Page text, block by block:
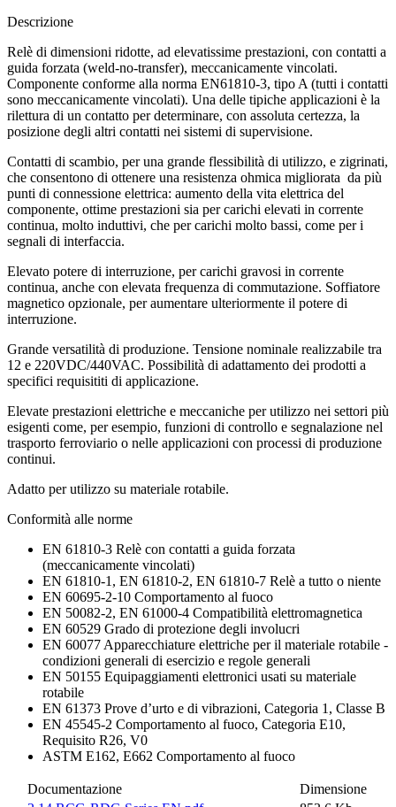
Descrizione
Relè di dimensioni ridotte, ad elevatissime prestazioni, con contatti a
guida forzata (weld-no-transfer), meccanicamente vincolati.
Componente conforme alla norma EN61810-3, tipo A (tutti i contatti
sono meccanicamente vincolati). Una delle tipiche applicazioni è la
rilettura di un contatto per determinare, con assoluta certezza, la
posizione degli altri contatti nei sistemi di supervisione.
Contatti di scambio, per una grande flessibilità di utilizzo, e zigrinati,
che consentono di ottenere una resistenza ohmica migliorata da più
punti di connessione elettrica: aumento della vita elettrica del
componente, ottime prestazioni sia per carichi elevati in corrente
continua, molto induttivi, che per carichi molto bassi, come per i
segnali di interfaccia.
Elevato potere di interruzione, per carichi gravosi in corrente
continua, anche con elevata frequenza di commutazione. Soffiatore
magnetico opzionale, per aumentare ulteriormente il potere di
interruzione.
Grande versatilità di produzione. Tensione nominale realizzabile tra
12 e 220VDC/440VAC. Possibilità di adattamento dei prodotti a
specifici requisititi di applicazione.
Elevate prestazioni elettriche e meccaniche per utilizzo nei settori più
esigenti come, per esempio, funzioni di controllo e segnalazione nel
trasporto ferroviario o nelle applicazioni con processi di produzione
continui.
Adatto per utilizzo su materiale rotabile.
Conformità alle norme
EN 61810-3 Relè con contatti a guida forzata
(meccanicamente vincolati)
EN 61810-1, EN 61810-2, EN 61810-7 Relè a tutto o niente
EN 60695-2-10 Comportamento al fuoco
EN 50082-2, EN 61000-4 Compatibilità elettromagnetica
EN 60529 Grado di protezione degli involucri
EN 60077 Apparecchiature elettriche per il materiale rotabile -
condizioni generali di esercizio e regole generali
EN 50155 Equipaggiamenti elettronici usati su materiale
rotabile
EN 61373 Prove d’urto e di vibrazioni, Categoria 1, Classe B
EN 45545-2 Comportamento al fuoco, Categoria E10,
Requisito R26, V0
ASTM E162, E662 Comportamento al fuoco
Documentazione
Dimensione